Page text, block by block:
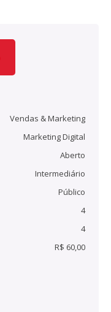
Vendas & Marketing
Marketing Digital
Aberto
Intermediário
Público
4
4
R$ 60,00